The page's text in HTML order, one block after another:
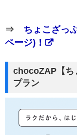
⇒ ちょこざっ
ページ)！
chocoZAP【ち
プラン